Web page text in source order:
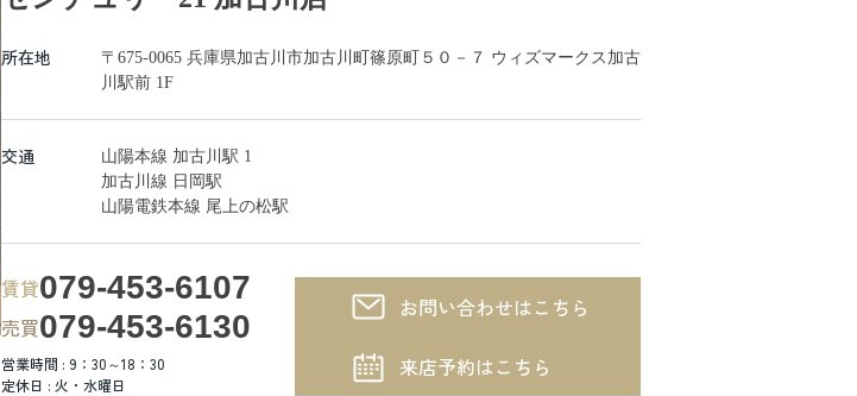
所在地
〒675-0065 兵庫県加古川市加古川町篠原町５０－７ ウィズマークス加古
川駅前 1F
交通
山陽本線 加古川駅 1
加古川線 日岡駅
山陽電鉄本線 尾上の松駅
賃貸079-453-6107
売買079-453-6130
営業時間 : 9：30～18：30
定休日 : 火・水曜日
お問い合わせはこちら
来店予約はこちら